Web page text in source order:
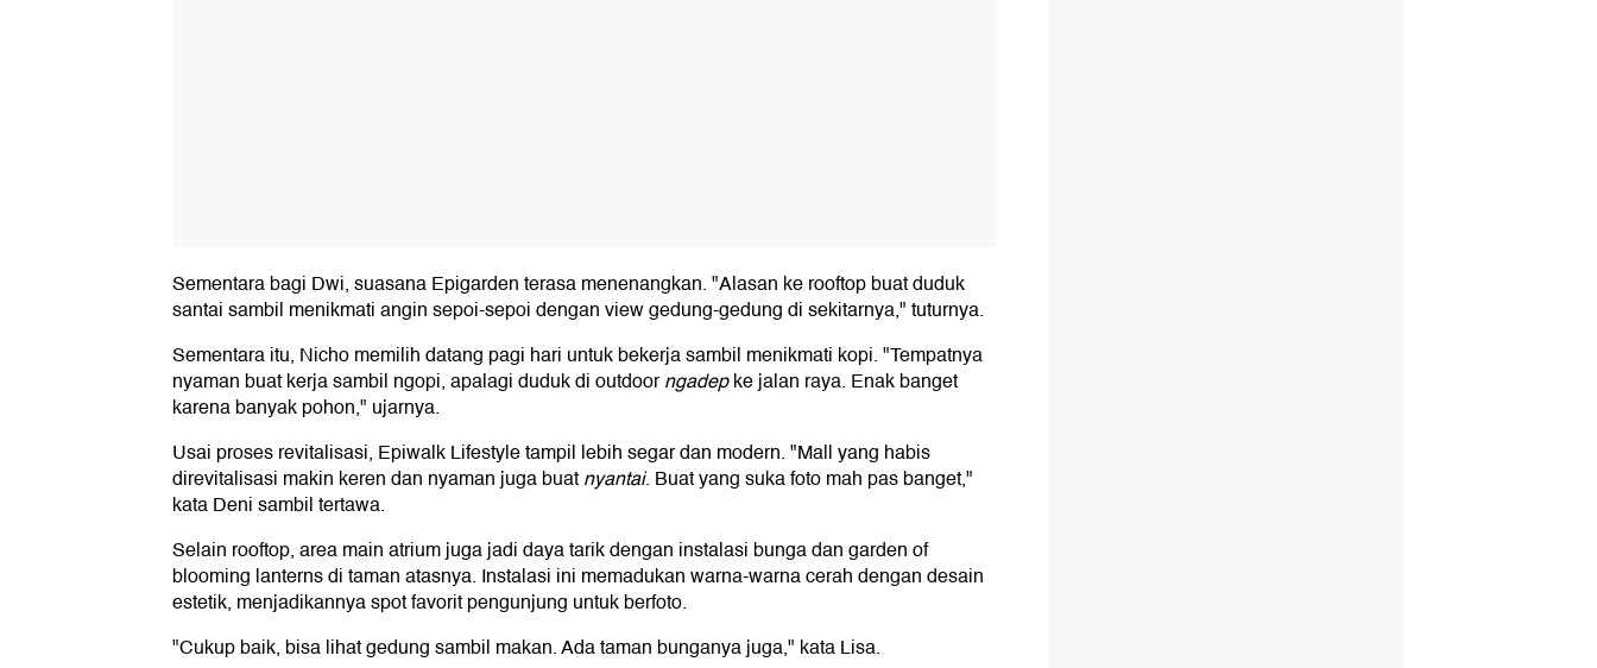
Sementara bagi Dwi, suasana Epigarden terasa menenangkan. "Alasan ke rooftop buat duduk
santai sambil menikmati angin sepoi-sepoi dengan view gedung-gedung di sekitarnya," tuturnya.
Sementara itu, Nicho memilih datang pagi hari untuk bekerja sambil menikmati kopi. "Tempatnya
nyaman buat kerja sambil ngopi, apalagi duduk di outdoorngadepke jalan raya. Enak banget
karena banyak pohon," ujarnya.
Usai proses revitalisasi, Epiwalk Lifestyle tampil lebih segar dan modern. "Mall yang habis
direvitalisasi makin keren dan nyaman juga buatnyantai. Buat yang suka foto mah pas banget,"
kata Deni sambil tertawa.
Selain rooftop, area main atrium juga jadi daya tarik dengan instalasi bunga dan garden of
blooming lanterns di taman atasnya. Instalasi ini memadukan warna-warna cerah dengan desain
estetik, menjadikannya spot favorit pengunjung untuk berfoto.
"Cukup baik, bisa lihat gedung sambil makan. Ada taman bunganya juga," kata Lisa.